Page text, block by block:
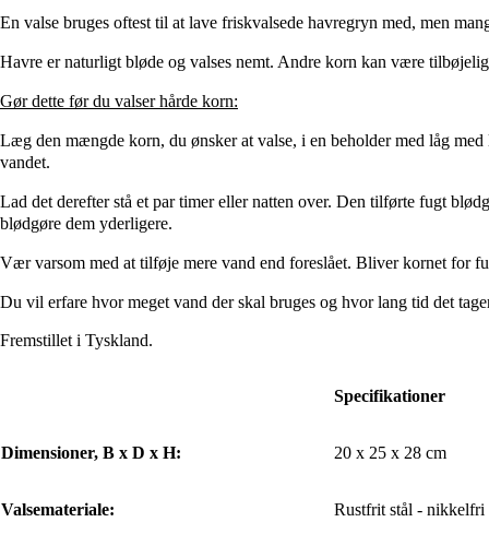
En valse bruges oftest til at lave friskvalsede havregryn med, men
Havre er naturligt bløde og valses nemt. Andre korn kan være
Gør dette før du valser hårde korn:
Læg den mængde korn, du ønsker at valse, i en beholder med låg
vandet.
Lad det derefter stå et par timer eller natten over. Den tilførte fugt
blødgøre dem yderligere.
Vær varsom med at tilføje mere vand end foreslået. Bliver kornet for
Du vil erfare hvor meget vand der skal bruges og hvor lang tid det
Fremstillet i Tyskland.
Specifikationer
Dimensioner, B x D x H: 20 x 25 x 28 cm
Valsemateriale: Rustfrit stål - nikkelfri